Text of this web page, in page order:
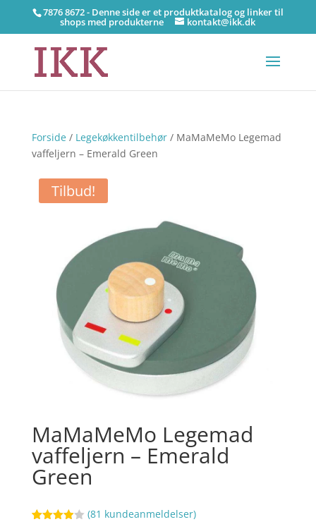
7876 8672 - Denne side er et produktkatalog og linker til
shops med produkterne kontakt@ikk.dk
Forside/ Legekøkkentilbehør/ MaMaMeMo Legemad
vaffeljern – Emerald Green
Tilbud!
MaMaMeMo Legemad
vaffeljern – Emerald
Green
(81 kundeanmeldelser)